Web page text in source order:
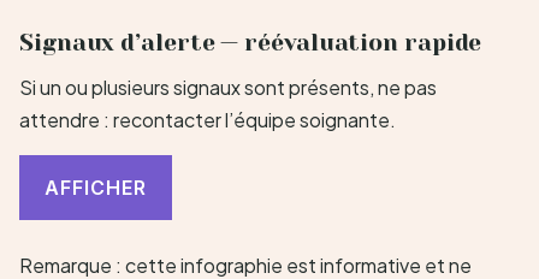
Signaux d’alerte — réévaluation rapide
Si un ou plusieurs signaux sont présents, ne pas
attendre : recontacter l’équipe soignante.
AFFICHER
Remarque : cette infographie est informative et ne